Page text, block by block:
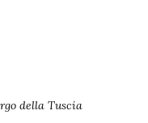
della Tuscia